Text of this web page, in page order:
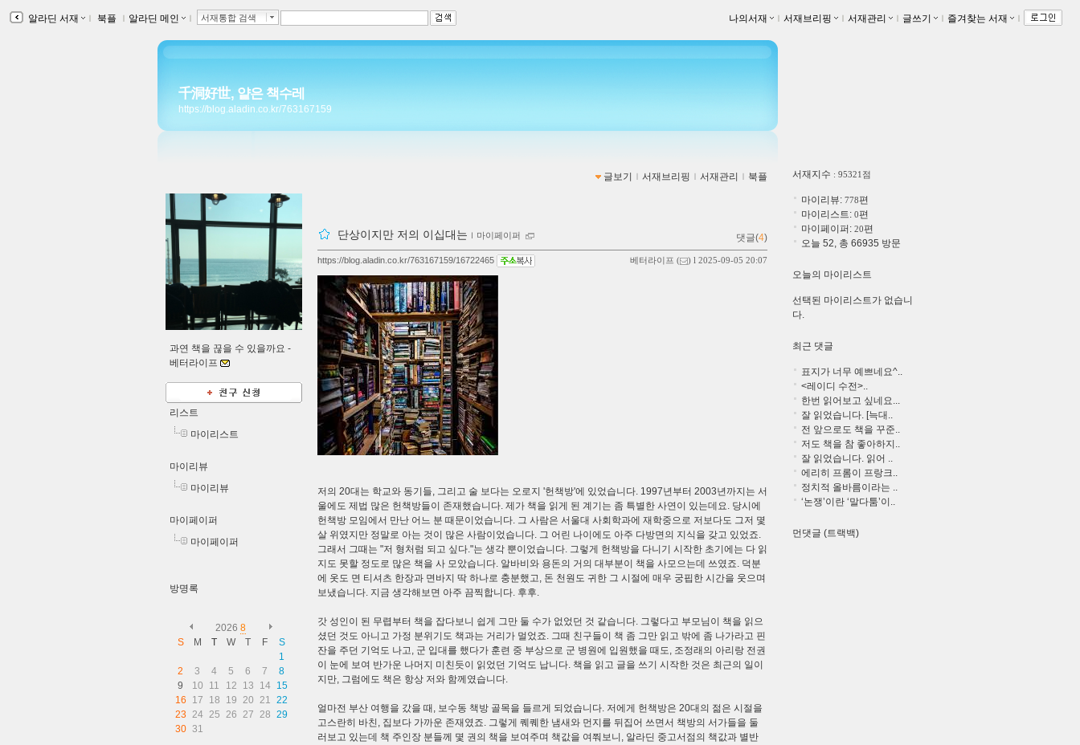
알라딘 서재 ｌ 북플 ｌ 알라딘 메인 ｌ 서재통합 검색 나의서재 ｌ 서재브리핑 ｌ 서재관리 ｌ 글쓰기 ｌ 즐겨찾는 서재 ｌ
千洞好世, 얕은 책수레
https://blog.aladin.co.kr/763167159
글보기 ｌ 서재브리핑 ｌ 서재관리 ｌ 북플
과연 책을 끊을 수 있을까요 -
베터라이프
리스트
마이리스트
마이리뷰
마이리뷰
마이페이퍼
마이페이퍼
방명록
2026 8
S
M T W T F
S
1
2
3 4 5 6 7
8
9
10 11 12 13 14
15
16
17 18 19 20 21 22
23 24 25 26 27 28 29
30 31
단상이지만 저의 이십대는 ｌ 마이페이퍼 댓글(4)
베터라이프 ( ) l 2025-09-05 20:07
https://blog.aladin.co.kr/763167159/16722465
저의 20대는 학교와 동기들, 그리고 술 보다는 오로지 '헌책방'에 있었습니다. 1997년부터 2003년까지는 서
울에도 제법 많은 헌책방들이 존재했습니다. 제가 책을 읽게 된 계기는 좀 특별한 사연이 있는데요. 당시에
헌책방 모임에서 만난 어느 분 때문이었습니다. 그 사람은 서울대 사회학과에 재학중으로 저보다도 그저 몇
살 위였지만 정말로 아는 것이 많은 사람이었습니다. 그 어린 나이에도 아주 다방면의 지식을 갖고 있었죠.
그래서 그때는 "저 형처럼 되고 싶다."는 생각 뿐이었습니다. 그렇게 헌책방을 다니기 시작한 초기에는 다 읽
지도 못할 정도로 많은 책을 사 모았습니다. 알바비와 용돈의 거의 대부분이 책을 사모으는데 쓰였죠. 덕분
에 옷도 면 티셔츠 한장과 면바지 딱 하나로 충분했고, 돈 천원도 귀한 그 시절에 매우 궁핍한 시간을 웃으며
보냈습니다. 지금 생각해보면 아주 끔찍합니다. 후후.
갓 성인이 된 무렵부터 책을 잡다보니 쉽게 그만 둘 수가 없었던 것 같습니다. 그렇다고 부모님이 책을 읽으
셨던 것도 아니고 가정 분위기도 책과는 거리가 멀었죠. 그때 친구들이 책 좀 그만 읽고 밖에 좀 나가라고 핀
잔을 주던 기억도 나고, 군 입대를 했다가 훈련 중 부상으로 군 병원에 입원했을 때도, 조정래의 아리랑 전권
이 눈에 보여 반가운 나머지 미친듯이 읽었던 기억도 납니다. 책을 읽고 글을 쓰기 시작한 것은 최근의 일이
지만, 그럼에도 책은 항상 저와 함께였습니다.
얼마전 부산 여행을 갔을 때, 보수동 책방 골목을 들르게 되었습니다. 저에게 헌책방은 20대의 젊은 시절을
고스란히 바친, 집보다 가까운 존재였죠. 그렇게 퀘퀘한 냄새와 먼지를 뒤집어 쓰면서 책방의 서가들을 둘
러보고 있는데 책 주인장 분들께 몇 권의 책을 보여주며 책값을 여쭤보니, 알라딘 중고서점의 책값과 별반
서재지수 : 95321점
마이리뷰: 778편
마이리스트: 0편
마이페이퍼: 20편
오늘 52, 총 66935 방문
오늘의 마이리스트
선택된 마이리스트가 없습니
다.
최근 댓글
표지가 너무 예쁘네요^..
<레이디 수전>..
한번 읽어보고 싶네요...
잘 읽었습니다. [늑대..
전 앞으로도 책을 꾸준..
저도 책을 참 좋아하지..
잘 읽었습니다. 읽어 ..
에리히 프롬이 프랑크..
정치적 올바름이라는 ..
‘논쟁’이란 ‘말다툼’이..
먼댓글 (트랙백)